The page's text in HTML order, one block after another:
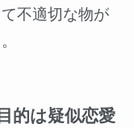
不適切な物が
的は疑似恋愛